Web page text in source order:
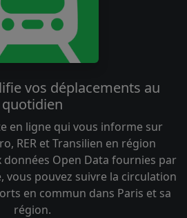
vos déplacements au
quotidien
en ligne qui vous informe sur
RER et Transilien en région
données Open Data fournies par
vous pouvez suivre la circulation
en commun dans Paris et sa
région.